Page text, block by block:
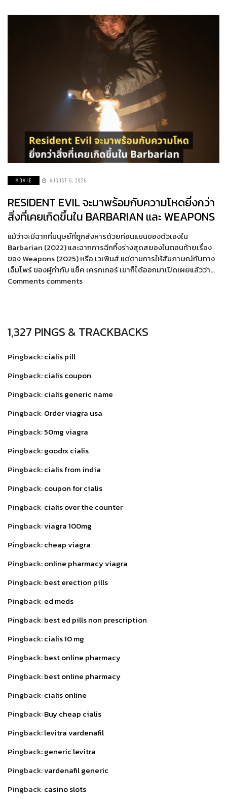
MOVIE AUGUST 6, 2026
RESIDENT EVIL จะมาพร้อมกับความโหดยิ่งกว่า
สิ่งที่เคยเกิดขึ้นใน BARBARIAN และ WEAPONS
แม้ว่าจะมีฉากที่มนุษย์ที่ถูกสังหารด้วยท่อนแขนของตัวเองใน
Barbarian (2022) และฉากการฉีกทึ้งร่างสุดสยองในตอนท้ายเรื่อง
ของ Weapons (2025) หรือ เวเพินส์ แต่ตามการให้สัมภาษณ์กับทาง
เอ็มไพร์ ของผู้กำกับ แซ็ค เครกเกอร์ เขาก็ได้ออกมาเปิดเผยแล้วว่า…
Comments comments
1,327 PINGS & TRACKBACKS
Pingback:cialis pill
Pingback:cialis coupon
Pingback:cialis generic name
Pingback:Order viagra usa
Pingback:50mg viagra
Pingback:goodrx cialis
Pingback:cialis from india
Pingback:coupon for cialis
Pingback:cialis over the counter
Pingback:viagra 100mg
Pingback:cheap viagra
Pingback:online pharmacy viagra
Pingback:best erection pills
Pingback:ed meds
Pingback:best ed pills non prescription
Pingback:cialis 10 mg
Pingback:best online pharmacy
Pingback:best online pharmacy
Pingback:cialis online
Pingback:Buy cheap cialis
Pingback:levitra vardenafil
Pingback:generic levitra
Pingback:vardenafil generic
Pingback:casino slots